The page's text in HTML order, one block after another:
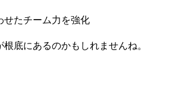
せたチーム力を強化
底にあるのかもしれませんね。